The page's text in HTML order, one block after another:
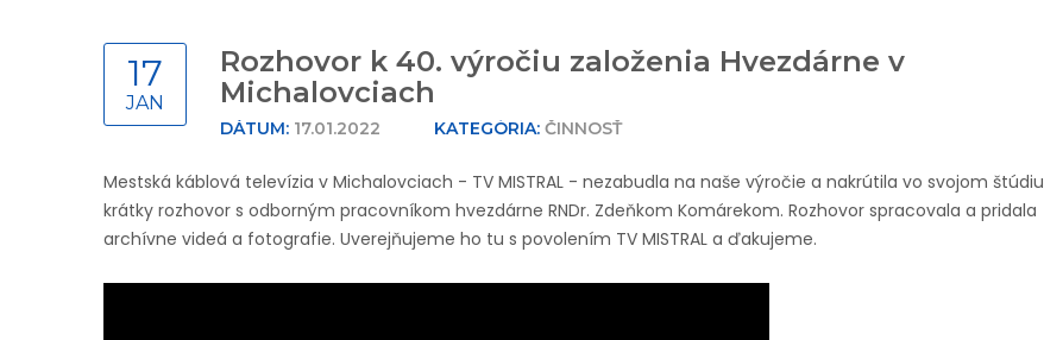
17
JAN
Rozhovor k 40. výročiu založenia Hvezdárne v
Michalovciach
DÁTUM: 17.01.2022 KATEGÓRIA: ČINNOSŤ
Mestská káblová televízia v Michalovciach - TV MISTRAL - nezabudla na naše výročie a nakrútila vo svojom štúdiu
krátky rozhovor s odborným pracovníkom hvezdárne RNDr. Zdeňkom Komárekom. Rozhovor spracovala a pridala
archívne videá a fotografie. Uverejňujeme ho tu s povolením TV MISTRAL a ďakujeme.